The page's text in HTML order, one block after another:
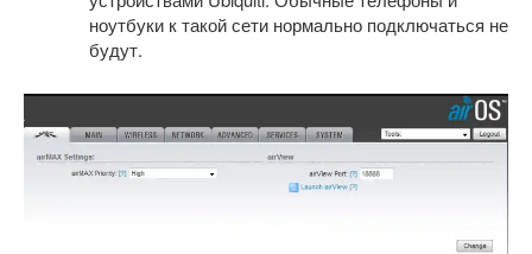
ноутбуки к такой сети нормально подключаться не
будут.